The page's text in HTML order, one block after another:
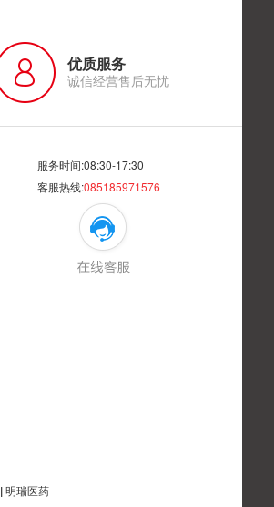
优质服务
诚信经营售后无忧
服务时间:08:30-17:30
客服热线:085185971576
| 明瑞医药